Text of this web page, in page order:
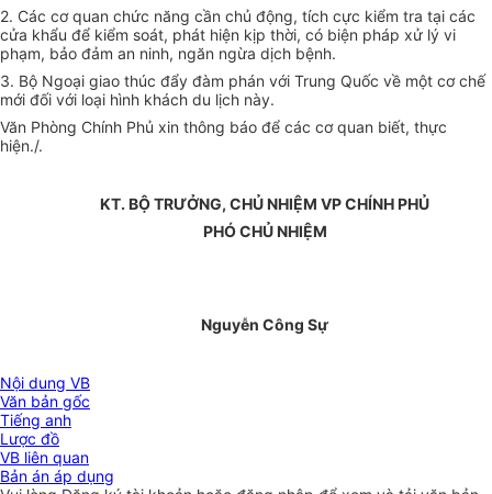
2. Các cơ quan chức năng cần chủ động, tích cực kiểm tra tại các
cửa khẩu để kiểm soát, phát hiện kịp thời, có biện pháp xử lý vi
phạm, bảo đảm an ninh, ngăn ngừa dịch bệnh.
3. Bộ Ngoại giao thúc đẩy đàm phán với Trung Quốc về một cơ chế
mới đối với loại hình khách du lịch này.
Văn Phòng Chính Phủ xin thông báo để các cơ quan biết, thực
hiện./.
KT. BỘ TRƯỞNG, CHỦ NHIỆM VP CHÍNH PHỦ
PHÓ CHỦ NHIỆM
Nguyễn Công Sự
Nội dung VB
Văn bản gốc
Tiếng anh
Lược đồ
VB liên quan
Bản án áp dụng